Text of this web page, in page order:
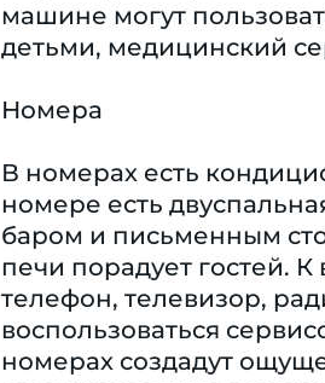
машине могут
детьми, медицинский
Номера
В номерах есть
номере есть
баром и письменным
печи порадует гостей.
телефон, телевизор,
воспользоваться
номерах создадут